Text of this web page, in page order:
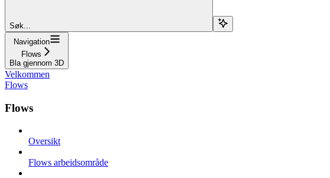
Søk...
Navigation
Flows
Bla gjennom 3D
Velkommen
Flows
Flows
Oversikt
Flows arbeidsområde